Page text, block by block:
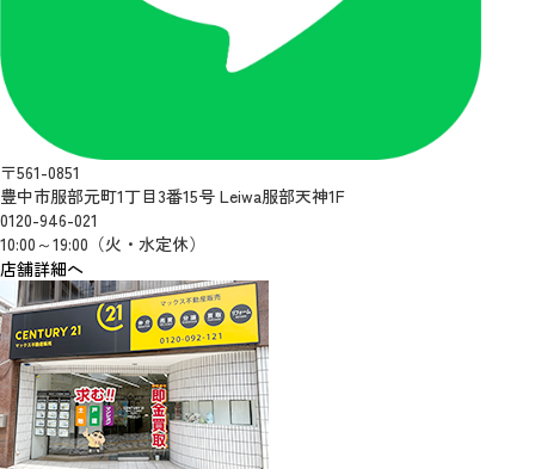
〒561-0851
豊中市服部元町1丁目3番15号 Leiwa服部天神1F
0120-946-021
10:00～19:00（火・水定休）
店舗詳細へ